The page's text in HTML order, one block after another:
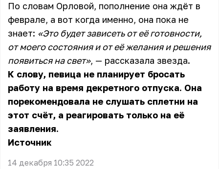
По словам Орловой, пополнение она ждёт в
феврале, а вот когда именно, она пока не
знает: «Это будет зависеть от её готовности,
от моего состояния и от её желания и решения
появиться на свет», — рассказала звезда.
К слову, певица не планирует бросать
работу на время декретного отпуска. Она
порекомендовала не слушать сплетни на
этот счёт, а реагировать только на её
заявления.
Источник
14 декабря 10:35 2022